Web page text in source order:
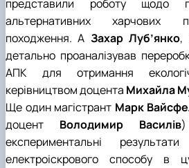
представили роботу щодо
альтернативних харчових
походження. А Захар Луб’янко,
детально проаналізував
АПК для отримання
керівництвом доцента Михайла
Ще один магістрант Марк
доцент Володимир Василів
експериментальні
електроіскрового способу в